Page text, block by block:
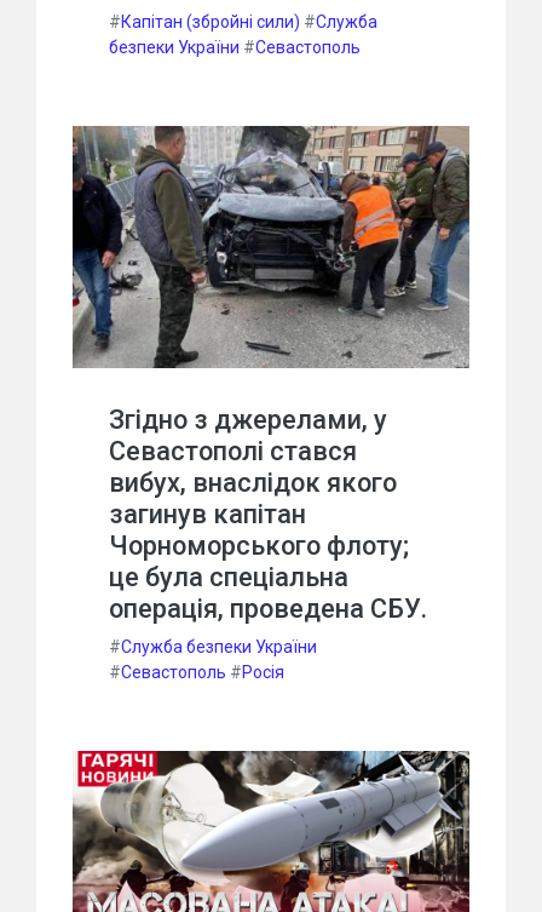
#Капітан (збройні сили) #Служба
безпеки України #Севастополь
Згідно з джерелами, у
Севастополі стався
вибух, внаслідок якого
загинув капітан
Чорноморського флоту;
це була спеціальна
операція, проведена СБУ.
#Служба безпеки України
#Севастополь #Росія